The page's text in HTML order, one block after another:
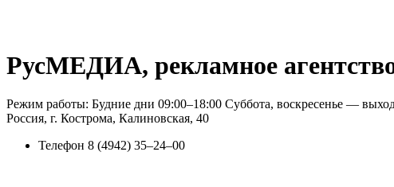
РусМЕДИА, рекламное
Режим работы: Будние дни 09:00–18:00 Суббота, воскресенье —
Россия, г. Кострома, Калиновская, 40
Телефон 8 (4942) 35‒24‒00